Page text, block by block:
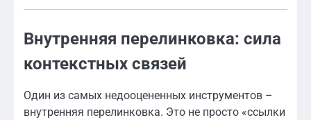
Внутренняя перелинковка: сила
контекстных связей
Один из самых недооцененных инструментов –
внутренняя перелинковка. Это не просто «ссылки